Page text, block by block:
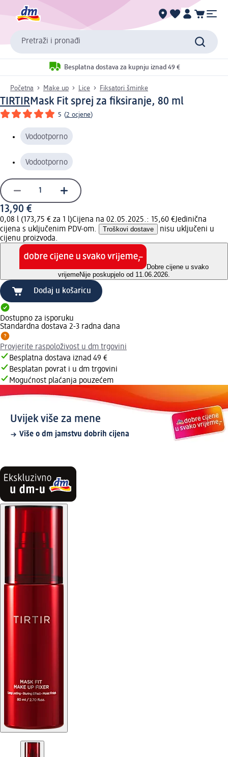
Pretraži i pronađi
Besplatna dostava za kupnju iznad 49 €
Početna Make up Lice Fiksatori šminke
TIRTIRMask Fit sprej za fiksiranje, 80 ml
5 (2 ocjene)
Vodootporno
Vodootporno
13,90 €
0,08 l (173,75 € za 1 l)Cijena na 02.05.2025.: 15,60 €Jedinična
cijena s uključenim PDV-om.
Troškovi dostave
nisu uključeni u
cijenu proizvoda.
Dobre cijene u svako
vrijemeNije poskupjelo od 11.06.2026.
Dodaj u košaricu
Dostupno za isporuku
Standardna dostava 2-3 radna dana
Provjerite raspoloživost u dm trgovini
Besplatna dostava iznad 49 €
Besplatan povrat i u dm trgovini
Mogućnost plaćanja pouzećem
Uvijek više za mene
Više o dm jamstvu dobrih cijena